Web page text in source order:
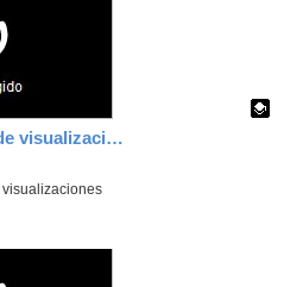
UT9 C - Técnicas de visualización de bacterias
visualizaciones